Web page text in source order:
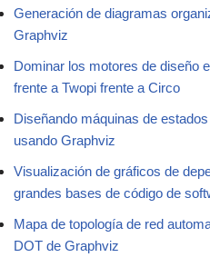
Generación de diagramas
Graphviz
Dominar los motores de diseño
frente a Twopi frente a Circo
Diseñando máquinas de
usando Graphviz
Visualización de gráficos de
grandes bases de código de
Mapa de topología de red
DOT de Graphviz